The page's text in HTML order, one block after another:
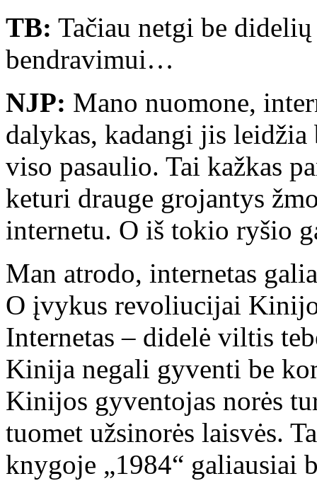
TB: Tačiau netgi be
bendravimui…
NJP: Mano nuomone,
dalykas, kadangi jis leidžia
viso pasaulio. Tai kažkas
keturi drauge grojantys
internetu. O iš tokio ryšio
Man atrodo, internetas
O įvykus revoliucijai
Internetas – didelė viltis
Kinija negali gyventi be
Kinijos gyventojas norės
tuomet užsinorės laisvės.
knygoje „1984“ galiausiai